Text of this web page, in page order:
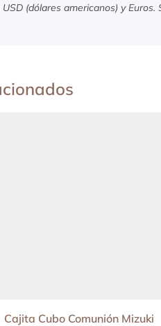
(dólares americanos) y Euros.
Cajita Cubo Comunión Mizuki